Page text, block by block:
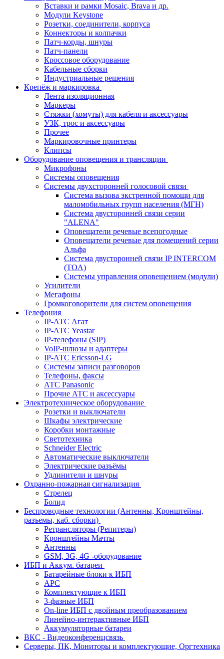
Вставки и рамки Mosaic, Brava и др.
Модули Keystone
Розетки, соединители, корпуса
Коннекторы и колпачки
Патч-корды, шнуры
Патч-панели
Кроссовое оборудование
Кабельные сборки
Индустриальные решения
Крепёж и маркировка
Лента изоляционная
Маркеры
Стяжки (хомуты) для кабеля и аксессуары
УЗК, трос и аксессуары
Прочее
Маркировочные принтеры
Клипсы
Оборудование оповещения и трансляции
Микрофоны
Системы оповещения
Системы двухсторонней голосовой связи
Система вызова экстренной помощи для
маломобильных групп населения (МГН)
Система двусторонней связи серии
"ALENA"
Оповещатели речевые всепогодные
Оповещатели речевые для помещений серии
Альфа
Система двусторонней связи IP INTERCOM
(TOA)
Системы управления оповещением (модули)
Усилители
Мегафоны
Громкоговорители для систем оповещения
Телефония
IP-АТС Агат
IP-АТС Yeastar
IP-телефоны (SIP)
VoIP-шлюзы и адаптеры
IP-АТС Ericsson-LG
Системы записи разговоров
Телефоны, факсы
АТС Panasonic
Прочие АТС и аксессуары
Электротехническое оборудование
Розетки и выключатели
Шкафы электрические
Коробки монтажные
Светотехника
Schneider Electric
Автоматические выключатели
Электрические разъёмы
Удлинители и шнуры
Охранно-пожарная сигнализация
Стрелец
Болид
Беспроводные технологии (Антенны, Кронштейны,
разъемы, каб. сборки)
Ретрансляторы (Репитеры)
Кронштейны Мачты
Антенны
GSM, 3G, 4G -оборудование
ИБП и Аккум. батареи
Батарейные блоки к ИБП
APC
Комплектующие к ИБП
3-фазные ИБП
On-line ИБП с двойным преобразованием
Линейно-интерактивные ИБП
Аккумуляторные батареи
ВКС - Видеоконференцсвязь
Серверы, ПК, Мониторы и комплектующие, Оргтехника